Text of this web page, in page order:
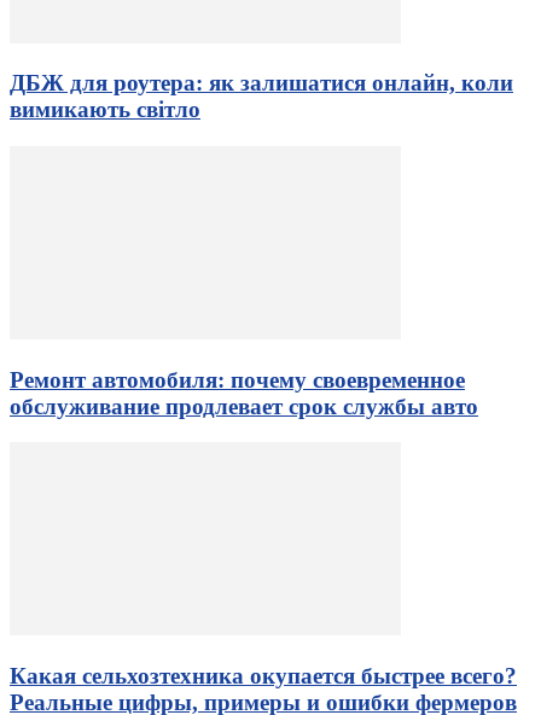
ДБЖ для роутера: як залишатися онлайн, коли
вимикають світло
Ремонт автомобиля: почему своевременное
обслуживание продлевает срок службы авто
Какая сельхозтехника окупается быстрее всего?
Реальные цифры, примеры и ошибки фермеров